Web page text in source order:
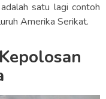
satu lagi contoh
Amerika Serikat.